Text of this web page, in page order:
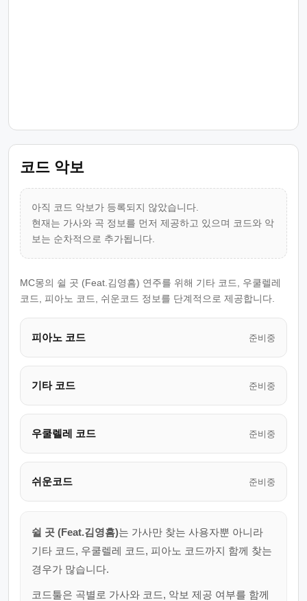
코드 악보
아직 코드 악보가 등록되지 않았습니다.
현재는 가사와 곡 정보를 먼저 제공하고 있으며 코드와 악
보는 순차적으로 추가됩니다.
MC몽의 쉴 곳 (Feat.김영흠) 연주를 위해 기타 코드, 우쿨렐레
코드, 피아노 코드, 쉬운코드 정보를 단계적으로 제공합니다.
피아노 코드 준비중
기타 코드 준비중
우쿨렐레 코드 준비중
쉬운코드 준비중
쉴 곳 (Feat.김영흠)는 가사만 찾는 사용자뿐 아니라
기타 코드, 우쿨렐레 코드, 피아노 코드까지 함께 찾는
경우가 많습니다.
코드툴은 곡별로 가사와 코드, 악보 제공 여부를 함께